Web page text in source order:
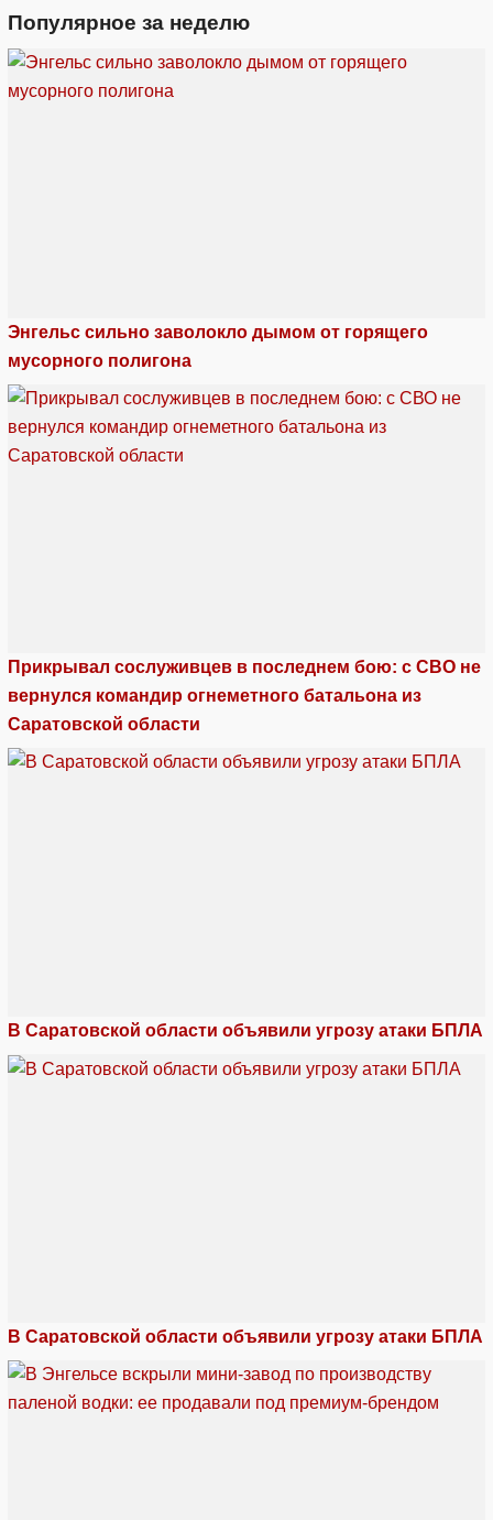
Популярное за неделю
Энгельс сильно заволокло дымом от горящего
мусорного полигона
Прикрывал сослуживцев в последнем бою: с СВО не
вернулся командир огнеметного батальона из
Саратовской области
В Саратовской области объявили угрозу атаки БПЛА
В Саратовской области объявили угрозу атаки БПЛА